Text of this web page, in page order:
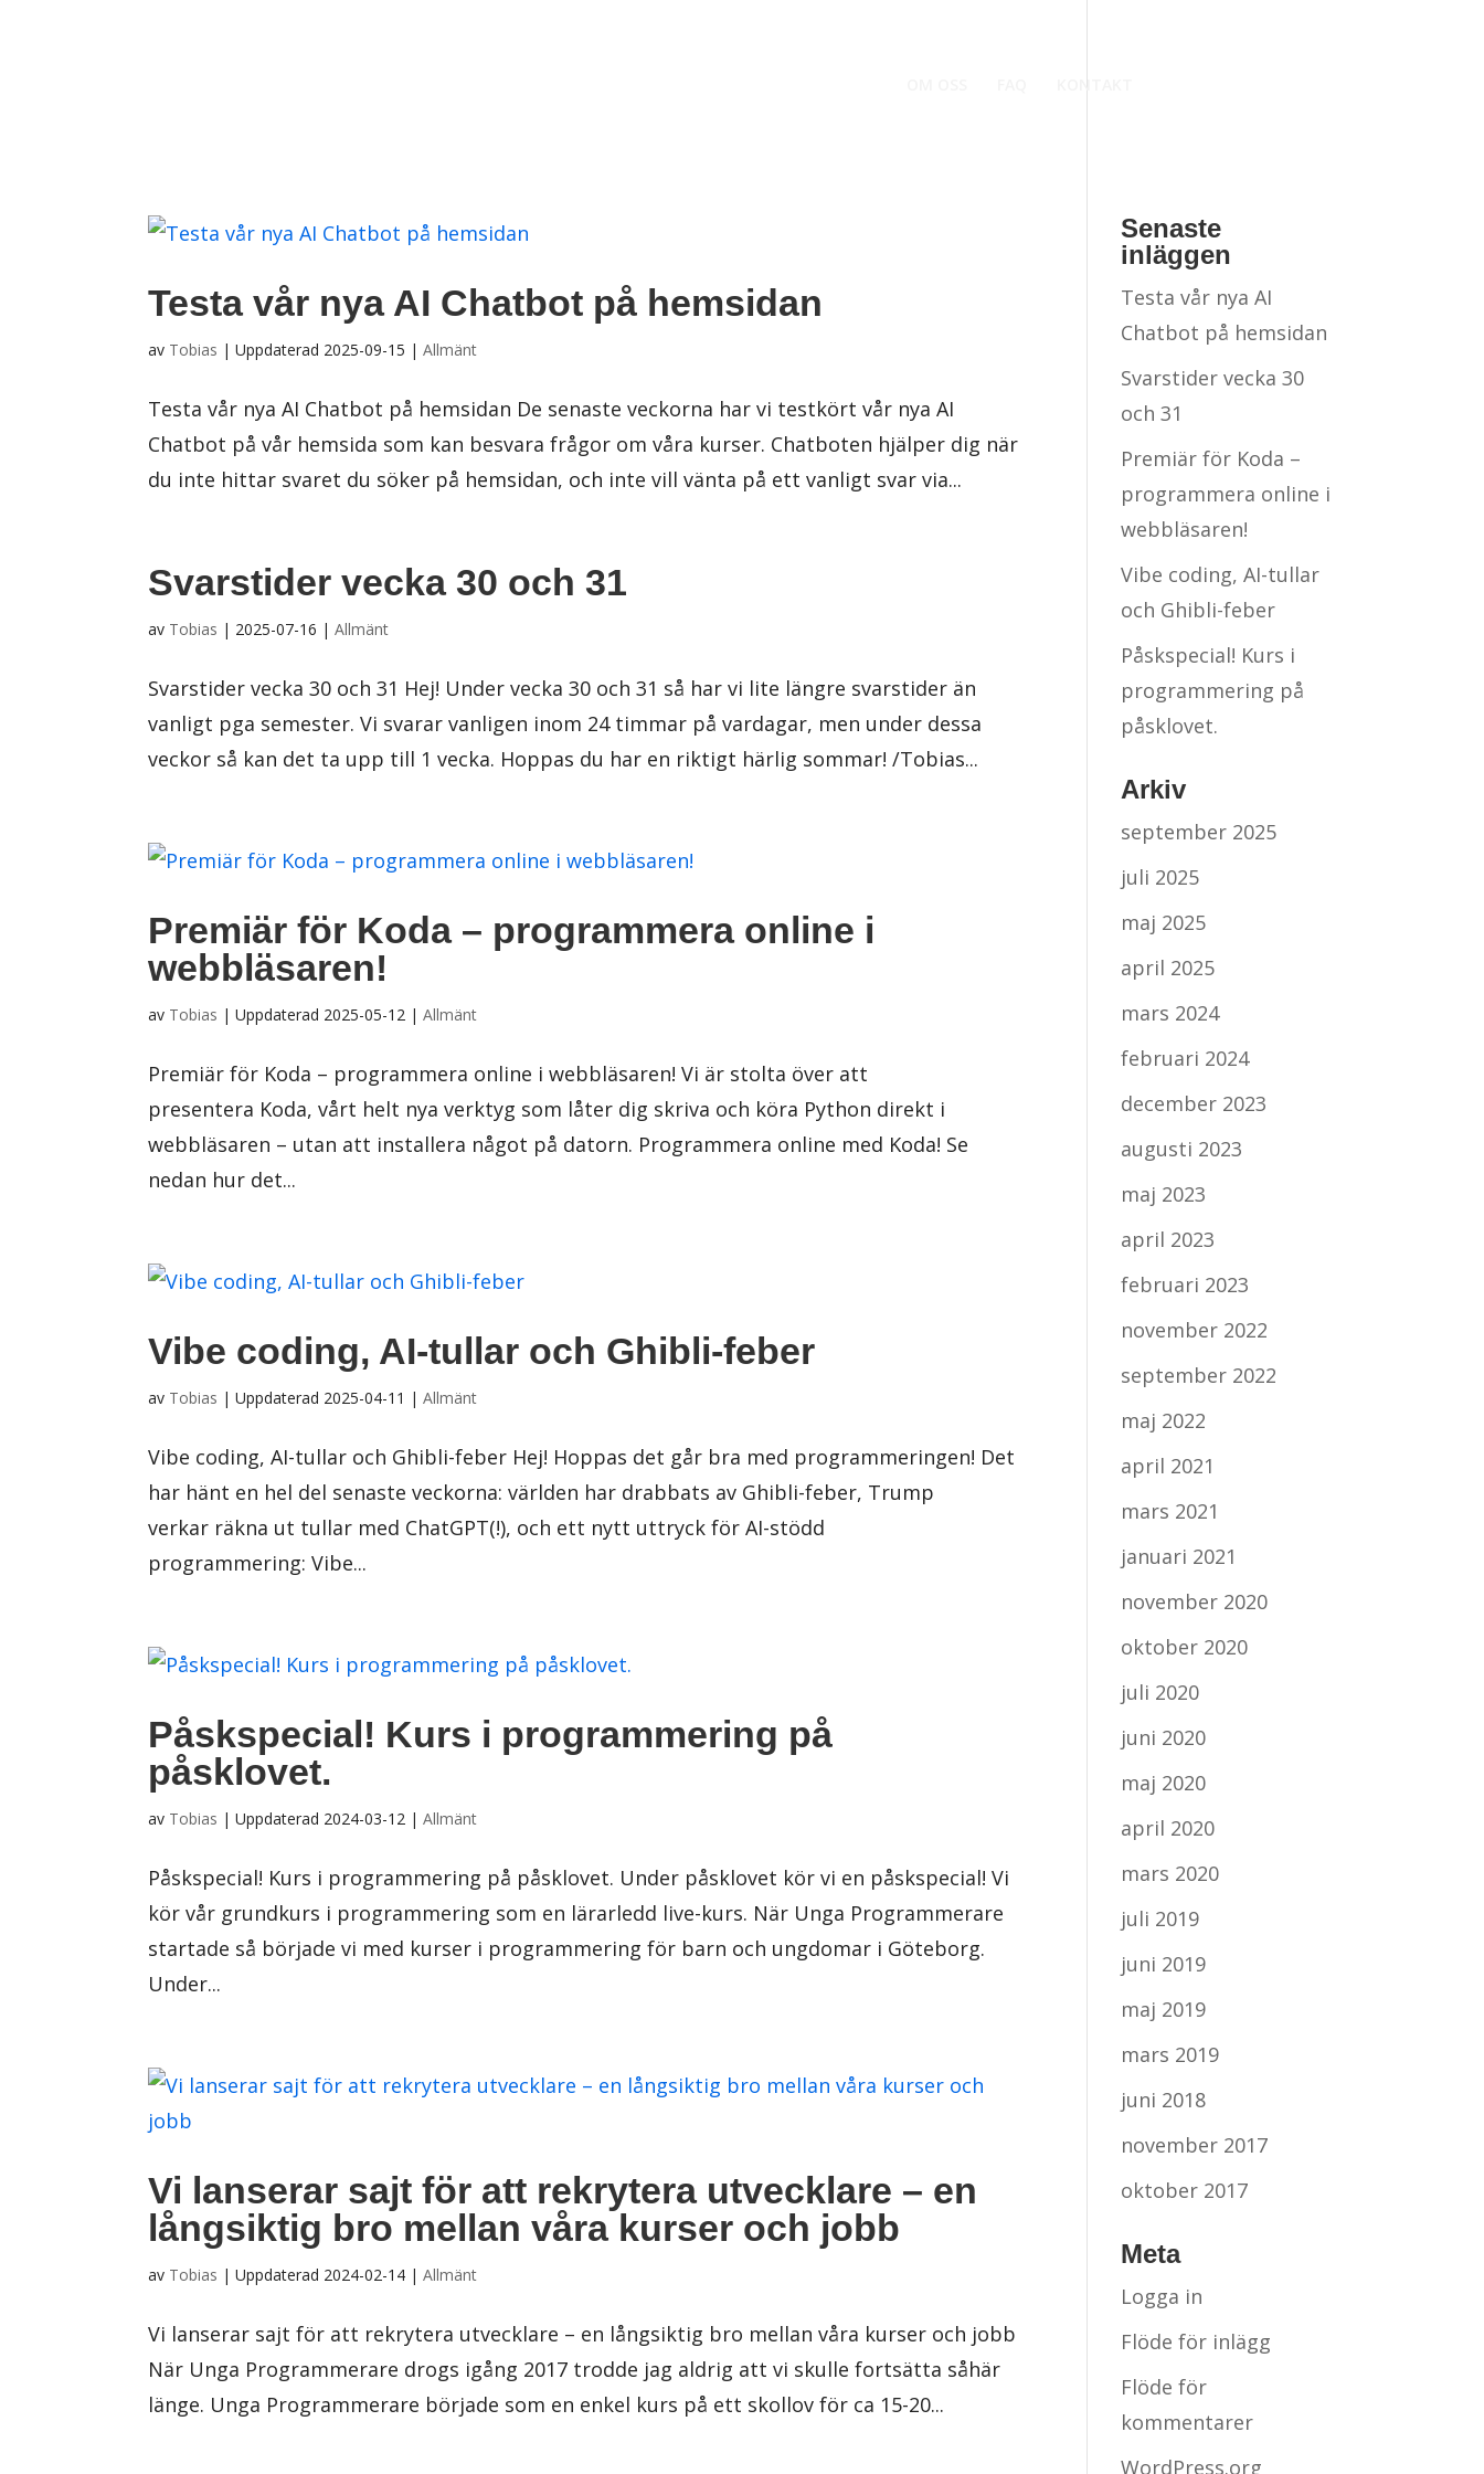
Testa vår nya AI Chatbot på hemsidan
av Tobias |Uppdaterad 2025-09-15 |Allmänt
Testa vår nya AI Chatbot på hemsidan De senaste veckorna har vi testkört vår nya AI
Chatbot på vår hemsida som kan besvara frågor om våra kurser. Chatboten hjälper dig när
du inte hittar svaret du söker på hemsidan, och inte vill vänta på ett vanligt svar via...
Svarstider vecka 30 och 31
av Tobias | 2025-07-16 |Allmänt
Svarstider vecka 30 och 31 Hej! Under vecka 30 och 31 så har vi lite längre svarstider än
vanligt pga semester. Vi svarar vanligen inom 24 timmar på vardagar, men under dessa
veckor så kan det ta upp till 1 vecka. Hoppas du har en riktigt härlig sommar! /Tobias...
Premiär för Koda – programmera online i
webbläsaren!
av Tobias |Uppdaterad 2025-05-12 |Allmänt
Premiär för Koda – programmera online i webbläsaren! Vi är stolta över att
presentera Koda, vårt helt nya verktyg som låter dig skriva och köra Python direkt i
webbläsaren – utan att installera något på datorn. Programmera online med Koda! Se
nedan hur det...
Vibe coding, AI-tullar och Ghibli-feber
av Tobias |Uppdaterad 2025-04-11 |Allmänt
Vibe coding, AI-tullar och Ghibli-feber Hej! Hoppas det går bra med programmeringen! Det
har hänt en hel del senaste veckorna: världen har drabbats av Ghibli-feber, Trump
verkar räkna ut tullar med ChatGPT(!), och ett nytt uttryck för AI-stödd
programmering: Vibe...
Påskspecial! Kurs i programmering på
påsklovet.
av Tobias |Uppdaterad 2024-03-12 |Allmänt
Påskspecial! Kurs i programmering på påsklovet. Under påsklovet kör vi en påskspecial! Vi
kör vår grundkurs i programmering som en lärarledd live-kurs. När Unga Programmerare
startade så började vi med kurser i programmering för barn och ungdomar i Göteborg.
Under...
Vi lanserar sajt för att rekrytera utvecklare – en
långsiktig bro mellan våra kurser och jobb
av Tobias |Uppdaterad 2024-02-14 |Allmänt
Vi lanserar sajt för att rekrytera utvecklare – en långsiktig bro mellan våra kurser och jobb
När Unga Programmerare drogs igång 2017 trodde jag aldrig att vi skulle fortsätta såhär
länge. Unga Programmerare började som en enkel kurs på ett skollov för ca 15-20...
Senaste
inläggen
Testa vår nya AI
Chatbot på hemsidan
Svarstider vecka 30
och 31
Premiär för Koda –
programmera online i
webbläsaren!
Vibe coding, AI-tullar
och Ghibli-feber
Påskspecial! Kurs i
programmering på
påsklovet.
Arkiv
september 2025
juli 2025
maj 2025
april 2025
mars 2024
februari 2024
december 2023
augusti 2023
maj 2023
april 2023
februari 2023
november 2022
september 2022
maj 2022
april 2021
mars 2021
januari 2021
november 2020
oktober 2020
juli 2020
juni 2020
maj 2020
april 2020
mars 2020
juli 2019
juni 2019
maj 2019
mars 2019
juni 2018
november 2017
oktober 2017
Meta
Logga in
Flöde för inlägg
Flöde för
kommentarer
WordPress.org